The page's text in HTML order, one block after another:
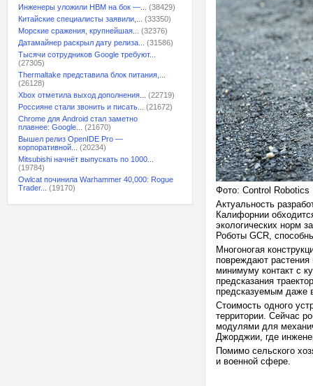
Инженеры уложили HBM на бок —...
(38429)
Китайские специалисты заявили,...
(33350)
Морские сражения, крупнейшая...
(32376)
Датамайнер раскрыл дату релиза...
(31586)
Тысячи сотрудников Google требуют...
(27305)
Thermaltake представила блок питания,...
(26128)
Xbox отметила выход дополнения...
(22719)
Россияне стали звонить и писать...
(21672)
Chrome для Android стал заметно
плавнее: Google...
(21670)
Вышел релиз OpenIDE Pro —
корпоративной...
(20234)
Mitsubishi начнёт выпускать по 1000...
(19784)
Owlcat починила Warhammer 40,000: Rogue
Trader...
(19170)
Фото: Control Robotics
Актуальность
Калифорнии
экологических норм
Роботы GCR,
Многоногая
повреждают растения
минимуму контакт с
предсказания
предсказуемым даже
Стоимость одного
территории. Сейчас
модулями для
Джорджии, где
Помимо сельского
и военной сфере.